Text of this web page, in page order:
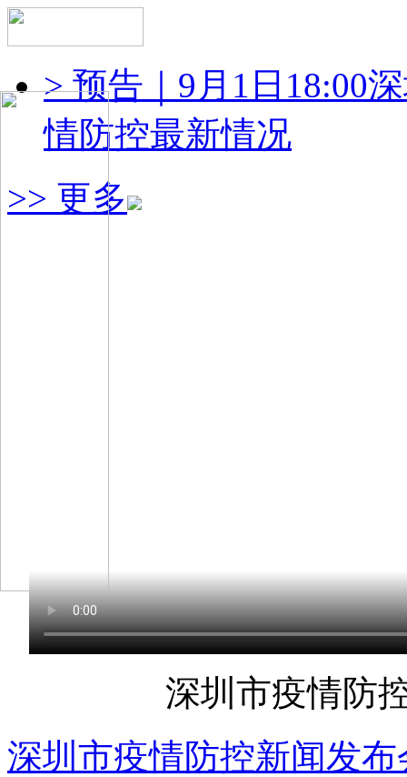
> 预告｜9月1日18:00
情防控最新情况
>> 更多
深圳市疫情防
深圳市疫情防控新闻发布